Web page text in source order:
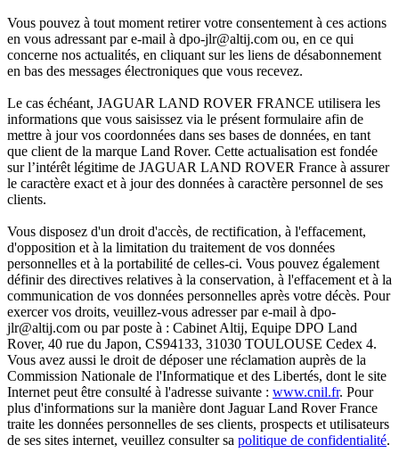
Vous pouvez à tout moment retirer votre consentement à ces actions
en vous adressant par e-mail à dpo-jlr@altij.com ou, en ce qui
concerne nos actualités, en cliquant sur les liens de désabonnement
en bas des messages électroniques que vous recevez.
Le cas échéant, JAGUAR LAND ROVER FRANCE utilisera les
informations que vous saisissez via le présent formulaire afin de
mettre à jour vos coordonnées dans ses bases de données, en tant
que client de la marque Land Rover. Cette actualisation est fondée
sur l’intérêt légitime de JAGUAR LAND ROVER France à assurer
le caractère exact et à jour des données à caractère personnel de ses
clients.
Vous disposez d'un droit d'accès, de rectification, à l'effacement,
d'opposition et à la limitation du traitement de vos données
personnelles et à la portabilité de celles-ci. Vous pouvez également
définir des directives relatives à la conservation, à l'effacement et à la
communication de vos données personnelles après votre décès. Pour
exercer vos droits, veuillez-vous adresser par e-mail à dpo-
jlr@altij.com ou par poste à : Cabinet Altij, Equipe DPO Land
Rover, 40 rue du Japon, CS94133, 31030 TOULOUSE Cedex 4.
Vous avez aussi le droit de déposer une réclamation auprès de la
Commission Nationale de l'Informatique et des Libertés, dont le site
Internet peut être consulté à l'adresse suivante : www.cnil.fr. Pour
plus d'informations sur la manière dont Jaguar Land Rover France
traite les données personnelles de ses clients, prospects et utilisateurs
de ses sites internet, veuillez consulter sa politique de confidentialité.